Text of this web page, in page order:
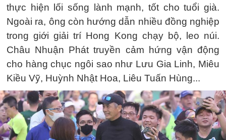
thực hiện lối sống lành mạnh, tốt cho tuổi già.
Ngoài ra, ông còn hướng dẫn nhiều đồng nghiệp
trong giới giải trí Hong Kong chạy bộ, leo núi.
Châu Nhuận Phát truyền cảm hứng vận động
cho hàng chục ngôi sao như Lưu Gia Linh, Miêu
Kiều Vỹ, Huỳnh Nhật Hoa, Liêu Tuấn Hùng...